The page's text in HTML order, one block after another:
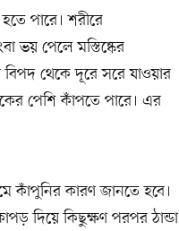
পারে। শরীরে
ভয় পেলে মস্তিষ্কের
বিপদ থেকে দূরে সরে যাওয়ার
পেশি কাঁপতে পারে। এর
কাঁপুনির কারণ জানতে হবে।
দিয়ে কিছুক্ষণ পরপর ঠান্ডা